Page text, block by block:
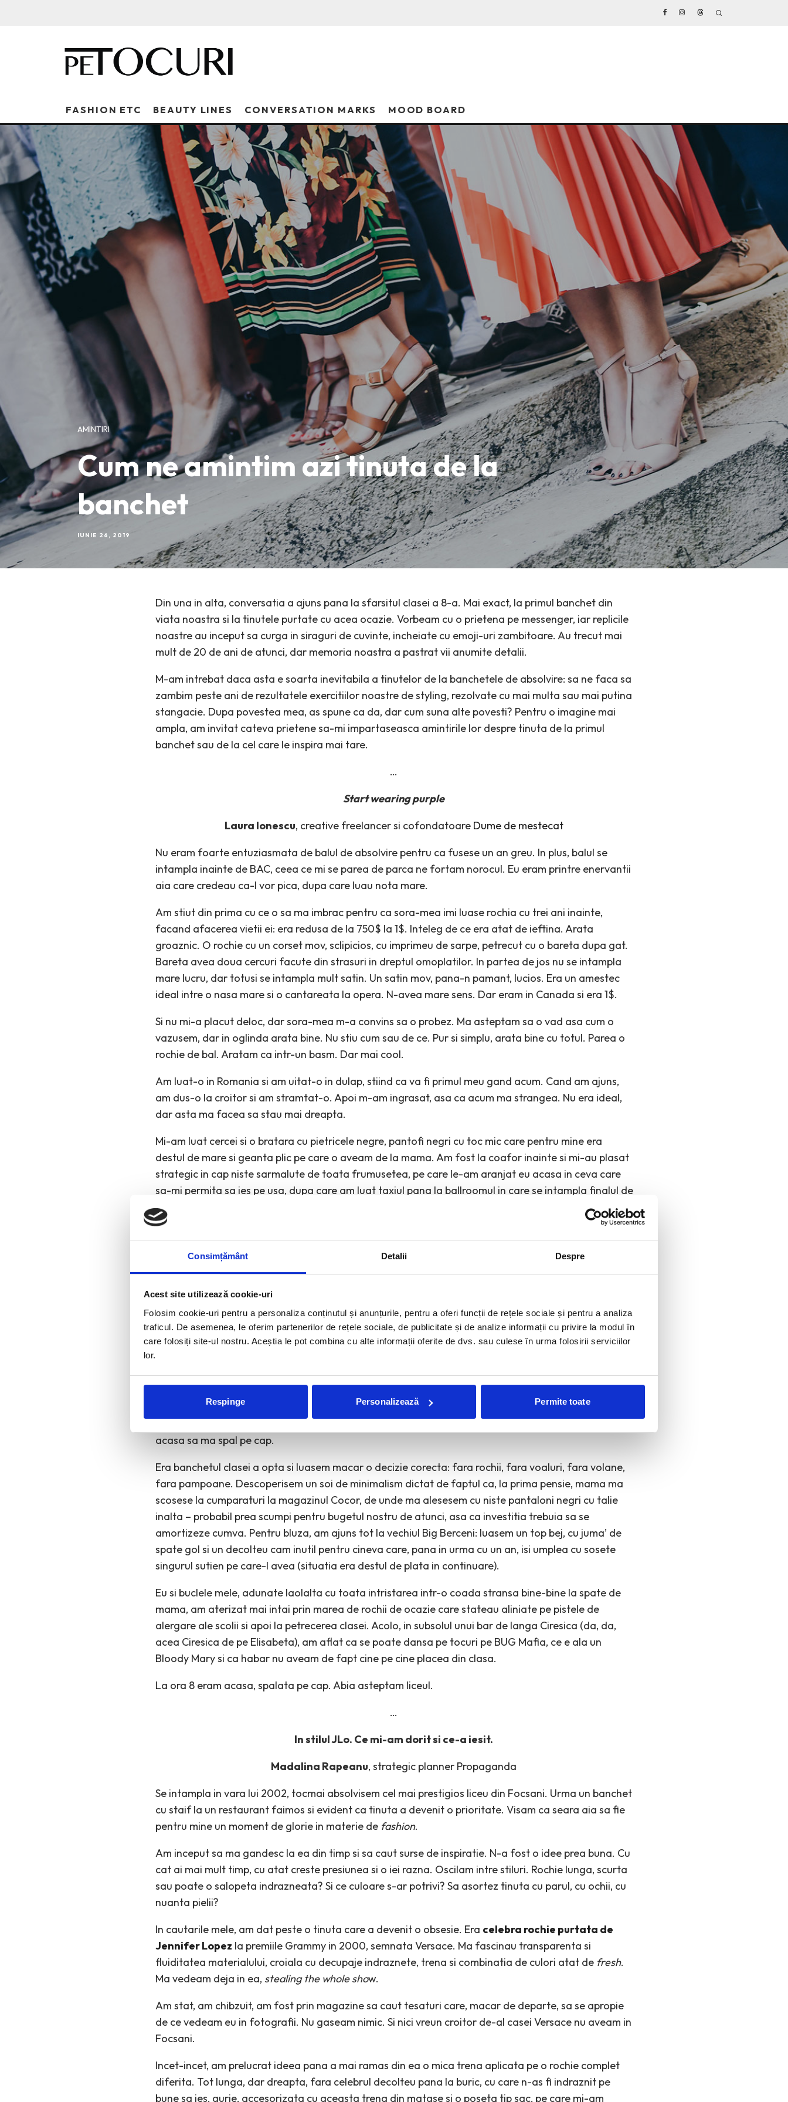
Consimțământ Detalii Despre
Acest site utilizează cookie-uri
Folosim cookie-uri pentru a personaliza conținutul și anunțurile, pentru a oferi funcții de rețele sociale și pentru a analiza
traficul. De asemenea, le oferim partenerilor de rețele sociale, de publicitate și de analize informații cu privire la modul în
care folosiți site-ul nostru. Aceștia le pot combina cu alte informații oferite de dvs. sau culese în urma folosirii serviciilor
lor.
Respinge Personalizează Permite toate
FASHION ETC BEAUTY LINES CONVERSATION MARKS MOOD BOARD
AMINTIRI
Cum ne amintim azi tinuta de la
banchet
IUNIE 26, 2019
Din una in alta, conversatia a ajuns pana la sfarsitul clasei a 8-a. Mai exact, la primul banchet din
viata noastra si la tinutele purtate cu acea ocazie. Vorbeam cu o prietena pe messenger, iar replicile
noastre au inceput sa curga in siraguri de cuvinte, incheiate cu emoji-uri zambitoare. Au trecut mai
mult de 20 de ani de atunci, dar memoria noastra a pastrat vii anumite detalii.
M-am intrebat daca asta e soarta inevitabila a tinutelor de la banchetele de absolvire: sa ne faca sa
zambim peste ani de rezultatele exercitiilor noastre de styling, rezolvate cu mai multa sau mai putina
stangacie. Dupa povestea mea, as spune ca da, dar cum suna alte povesti? Pentru o imagine mai
ampla, am invitat cateva prietene sa-mi impartaseasca amintirile lor despre tinuta de la primul
banchet sau de la cel care le inspira mai tare.
…
Start wearing purple
Laura Ionescu, creative freelancer si cofondatoare Dume de mestecat
Nu eram foarte entuziasmata de balul de absolvire pentru ca fusese un an greu. In plus, balul se
intampla inainte de BAC, ceea ce mi se parea de parca ne fortam norocul. Eu eram printre enervantii
aia care credeau ca-l vor pica, dupa care luau nota mare.
Am stiut din prima cu ce o sa ma imbrac pentru ca sora-mea imi luase rochia cu trei ani inainte,
facand afacerea vietii ei: era redusa de la 750$ la 1$. Inteleg de ce era atat de ieftina. Arata
groaznic. O rochie cu un corset mov, sclipicios, cu imprimeu de sarpe, petrecut cu o bareta dupa gat.
Bareta avea doua cercuri facute din strasuri in dreptul omoplatilor. In partea de jos nu se intampla
mare lucru, dar totusi se intampla mult satin. Un satin mov, pana-n pamant, lucios. Era un amestec
ideal intre o nasa mare si o cantareata la opera. N-avea mare sens. Dar eram in Canada si era 1$.
Si nu mi-a placut deloc, dar sora-mea m-a convins sa o probez. Ma asteptam sa o vad asa cum o
vazusem, dar in oglinda arata bine. Nu stiu cum sau de ce. Pur si simplu, arata bine cu totul. Parea o
rochie de bal. Aratam ca intr-un basm. Dar mai cool.
Am luat-o in Romania si am uitat-o in dulap, stiind ca va fi primul meu gand acum. Cand am ajuns,
am dus-o la croitor si am stramtat-o. Apoi m-am ingrasat, asa ca acum ma strangea. Nu era ideal,
dar asta ma facea sa stau mai dreapta.
Mi-am luat cercei si o bratara cu pietricele negre, pantofi negri cu toc mic care pentru mine era
destul de mare si geanta plic pe care o aveam de la mama. Am fost la coafor inainte si mi-au plasat
strategic in cap niste sarmalute de toata frumusetea, pe care le-am aranjat eu acasa in ceva care
sa-mi permita sa ies pe usa, dupa care am luat taxiul pana la ballroomul in care se intampla finalul de
liceu.
…
Minimalismul: descoperit in 2001, practicat pana in prezent
Mirela Ujica , redactor-sef adjunctGlamour
Hars-hars. Bretelele bluzei sapau in piele, bretelele sandalelor sapau in piele, un val de aer fierbinte
Gata! Poti sa te uiti! Arata foarte-foarte bine. Ma uit in oglinda. Tot ce vad e o casca de bucle
stranse, sarmoase, care imi inghite cu totul fata. Nu arata foarte-foarte bine. Nu arata nici macar
bine. Era oribil. Da, arata foarte bine, saru’ mana, zic fara convingere, inghit o lacrima, o portie de
acasa sa ma spal pe cap.
Era banchetul clasei a opta si luasem macar o decizie corecta: fara rochii, fara voaluri, fara volane,
fara pampoane. Descoperisem un soi de minimalism dictat de faptul ca, la prima pensie, mama ma
scosese la cumparaturi la magazinul Cocor, de unde ma alesesem cu niste pantaloni negri cu talie
inalta – probabil prea scumpi pentru bugetul nostru de atunci, asa ca investitia trebuia sa se
amortizeze cumva. Pentru bluza, am ajuns tot la vechiul Big Berceni: luasem un top bej, cu juma’ de
spate gol si un decolteu cam inutil pentru cineva care, pana in urma cu un an, isi umplea cu sosete
singurul sutien pe care-l avea (situatia era destul de plata in continuare).
Eu si buclele mele, adunate laolalta cu toata intristarea intr-o coada stransa bine-bine la spate de
mama, am aterizat mai intai prin marea de rochii de ocazie care stateau aliniate pe pistele de
alergare ale scolii si apoi la petrecerea clasei. Acolo, in subsolul unui bar de langa Ciresica (da, da,
acea Ciresica de pe Elisabeta), am aflat ca se poate dansa pe tocuri pe BUG Mafia, ce e ala un
Bloody Mary si ca habar nu aveam de fapt cine pe cine placea din clasa.
La ora 8 eram acasa, spalata pe cap. Abia asteptam liceul.
…
In stilul JLo. Ce mi-am dorit si ce-a iesit.
Madalina Rapeanu, strategic planner Propaganda
Se intampla in vara lui 2002, tocmai absolvisem cel mai prestigios liceu din Focsani. Urma un banchet
cu staif la un restaurant faimos si evident ca tinuta a devenit o prioritate. Visam ca seara aia sa fie
pentru mine un moment de glorie in materie de fashion.
Am inceput sa ma gandesc la ea din timp si sa caut surse de inspiratie. N-a fost o idee prea buna. Cu
cat ai mai mult timp, cu atat creste presiunea si o iei razna. Oscilam intre stiluri. Rochie lunga, scurta
sau poate o salopeta indrazneata? Si ce culoare s-ar potrivi? Sa asortez tinuta cu parul, cu ochii, cu
nuanta pielii?
In cautarile mele, am dat peste o tinuta care a devenit o obsesie. Era celebra rochie purtata de
Jennifer Lopez la premiile Grammy in 2000, semnata Versace. Ma fascinau transparenta si
fluiditatea materialului, croiala cu decupaje indraznete, trena si combinatia de culori atat de fresh.
Ma vedeam deja in ea, stealing the whole show.
Am stat, am chibzuit, am fost prin magazine sa caut tesaturi care, macar de departe, sa se apropie
de ce vedeam eu in fotografii. Nu gaseam nimic. Si nici vreun croitor de-al casei Versace nu aveam in
Focsani.
Incet-incet, am prelucrat ideea pana a mai ramas din ea o mica trena aplicata pe o rochie complet
diferita. Tot lunga, dar dreapta, fara celebrul decolteu pana la buric, cu care n-as fi indraznit pe
bune sa ies, aurie, accesorizata cu aceasta trena din matase si o poseta tip sac, pe care mi-am